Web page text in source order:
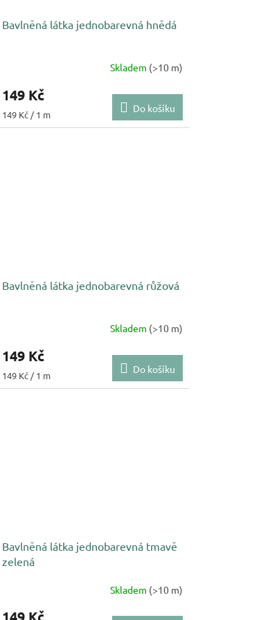
Bavlněná látka jednobarevná hnědá
Skladem (>10 m)
149 Kč
Měrná
cena:
149 Kč / 1 m
Do košíku
Bavlněná látka jednobarevná růžová
Skladem (>10 m)
149 Kč
Měrná
cena:
149 Kč / 1 m
Do košíku
Bavlněná látka jednobarevná tmavě
zelená
Skladem (>10 m)